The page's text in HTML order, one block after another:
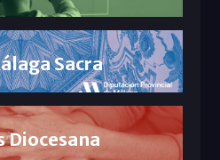
Sacra
Diocesana